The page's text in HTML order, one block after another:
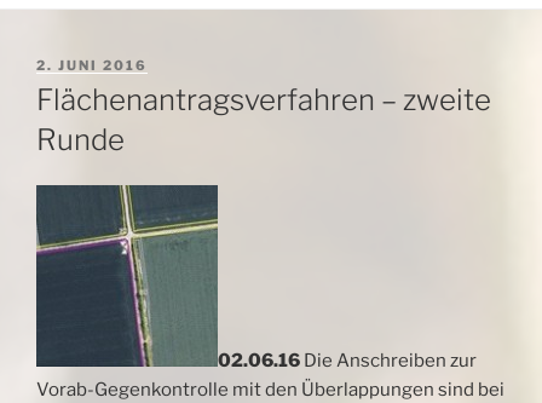
VERÖFFENTLICHT
AM
2. JUNI 2016
Flächenantragsverfahren – zweite
Runde
02.06.16 Die Anschreiben zur
Vorab-Gegenkontrolle mit den Überlappungen sind bei